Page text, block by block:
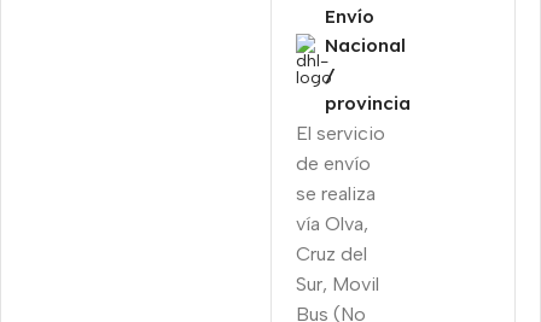
Envío
Nacional
/
provincia
El servicio
de envío
se realiza
vía Olva,
Cruz del
Sur, Movil
Bus (No